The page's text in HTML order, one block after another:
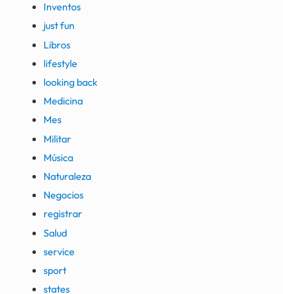
Inventos
just fun
Libros
lifestyle
looking back
Medicina
Mes
Militar
Música
Naturaleza
Negocios
registrar
Salud
service
sport
states